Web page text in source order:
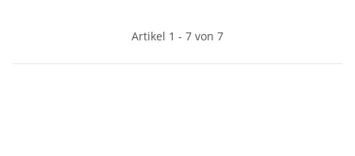
Artikel 1 - 7 von 7